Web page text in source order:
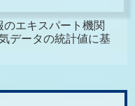
エキスパート機関
データの統計値に基